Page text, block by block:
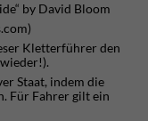
by David Bloom
Kletterführer den
Staat, indem die
Für Fahrer gilt ein